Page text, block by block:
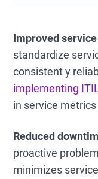
Improved
standardize
consistent y
implementing
in service
Reduced
proactive
minimizes